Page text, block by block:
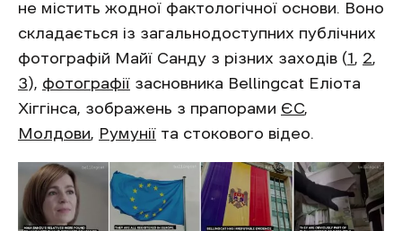
не містить жодної фактологічної основи. Воно
складається із загальнодоступних публічних
фотографій Майї Санду з різних заходів (1 , 2,
3), фотографії засновника Bellingcat Еліота
Хіггінса, зображень з прапорами ЄС,
Молдови, Румунії та стокового відео.